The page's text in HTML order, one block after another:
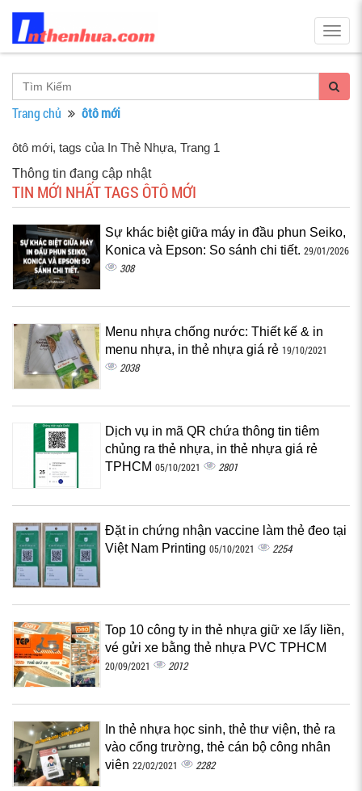
Trang chủ ôtô mới
ôtô mới, tags của In Thẻ Nhựa, Trang 1
Thông tin đang cập nhật
TIN MỚI NHẤT TAGS ÔTÔ MỚI
Sự khác biệt giữa máy in đầu phun Seiko,
Konica và Epson: So sánh chi tiết. 29/01/2026
308
Menu nhựa chống nước: Thiết kế & in
menu nhựa, in thẻ nhựa giá rẻ 19/10/2021
2038
Dịch vụ in mã QR chứa thông tin tiêm
chủng ra thẻ nhựa, in thẻ nhựa giá rẻ
TPHCM 05/10/2021 2801
Đặt in chứng nhận vaccine làm thẻ đeo tại
Việt Nam Printing 05/10/2021 2254
Top 10 công ty in thẻ nhựa giữ xe lấy liền,
vé gửi xe bằng thẻ nhựa PVC TPHCM
20/09/2021 2012
In thẻ nhựa học sinh, thẻ thư viện, thẻ ra
vào cổng trường, thẻ cán bộ công nhân
viên 22/02/2021 2282